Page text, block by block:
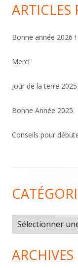
ARTICLES
Bonne année 2026 !
Merci
Jour de la terre 2025
Bonne Année 2025
Conseils pour
du
pied
de
page
Catégories
ARCHIVES